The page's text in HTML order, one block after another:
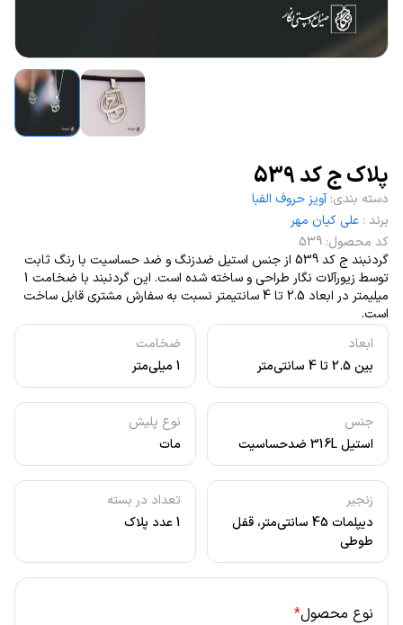
پلاک ج کد 539
ابعاد
بین 2.5 تا 4 سانتی‌متر
ضخامت
1 میلی‌متر
جنس
استیل 316L ضدحساسیت
نوع پلیش
مات
زنجیر
دیپلمات 45 سانتی‌متر، قفل
طوطی
تعداد در بسته
1 عدد پلاک
دسته بندی: آویز حروف الفبا
برند : علی کیان مهر
کد محصول:
539
گردنبند ج کد 539 از جنس استیل ضدزنگ و ضد حساسیت با رنگ ثابت
توسط زیورآلات نگار طراحی و ساخته شده است. این گردنبند با ضخامت 1
میلیمتر در ابعاد 2.5 تا 4 سانتیمتر نسبت به سفارش مشتری قابل ساخت
است.
نوع محصول*